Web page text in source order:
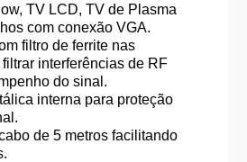
TV LCD, TV de Plasma
com conexão VGA.
filtro de ferrite nas
interferências de RF
do sinal.
interna para proteção
de 5 metros facilitando